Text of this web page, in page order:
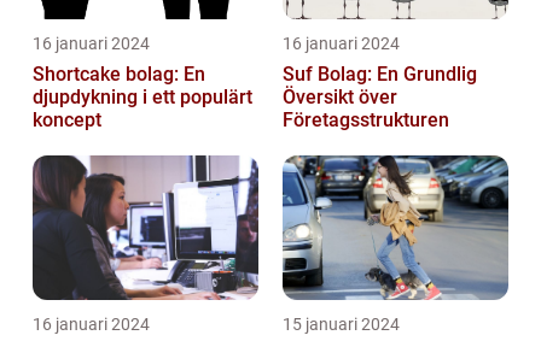
16 januari 2024
Shortcake bolag: En
djupdykning i ett populärt
koncept
16 januari 2024
Suf Bolag: En Grundlig
Översikt över
Företagsstrukturen
16 januari 2024 15 januari 2024